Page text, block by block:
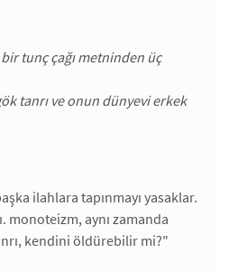
tunç çağı metninden üç
tanrı ve onun dünyevi erkek
ilahlara tapınmayı yasaklar.
monoteizm, aynı zamanda
kendini öldürebilir mi?"